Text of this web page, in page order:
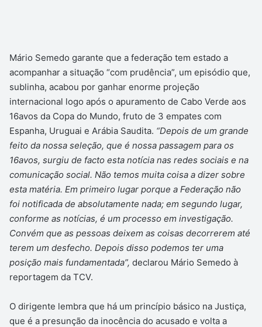
Mário Semedo garante que a federação tem estado a
acompanhar a situação “com prudência”, um episódio que,
sublinha, acabou por ganhar enorme projeção
internacional logo após o apuramento de Cabo Verde aos
16avos da Copa do Mundo, fruto de 3 empates com
Espanha, Uruguai e Arábia Saudita. “Depois de um grande
feito da nossa seleção, que é nossa passagem para os
16avos, surgiu de facto esta notícia nas redes sociais e na
comunicação social. Não temos muita coisa a dizer sobre
esta matéria. Em primeiro lugar porque a Federação não
foi notificada de absolutamente nada; em segundo lugar,
conforme as notícias, é um processo em investigação.
Convém que as pessoas deixem as coisas decorrerem até
terem um desfecho. Depois disso podemos ter uma
posição mais fundamentada”, declarou Mário Semedo à
reportagem da TCV.
O dirigente lembra que há um princípio básico na Justiça,
que é a presunção da inocência do acusado e volta a